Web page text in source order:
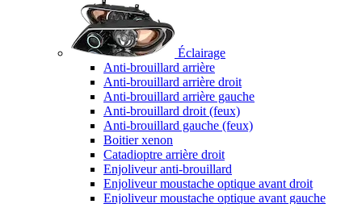
Éclairage
Anti-brouillard arrière
Anti-brouillard arrière droit
Anti-brouillard arrière gauche
Anti-brouillard droit (feux)
Anti-brouillard gauche (feux)
Boitier xenon
Catadioptre arrière droit
Enjoliveur anti-brouillard
Enjoliveur moustache optique avant droit
Enjoliveur moustache optique avant gauche